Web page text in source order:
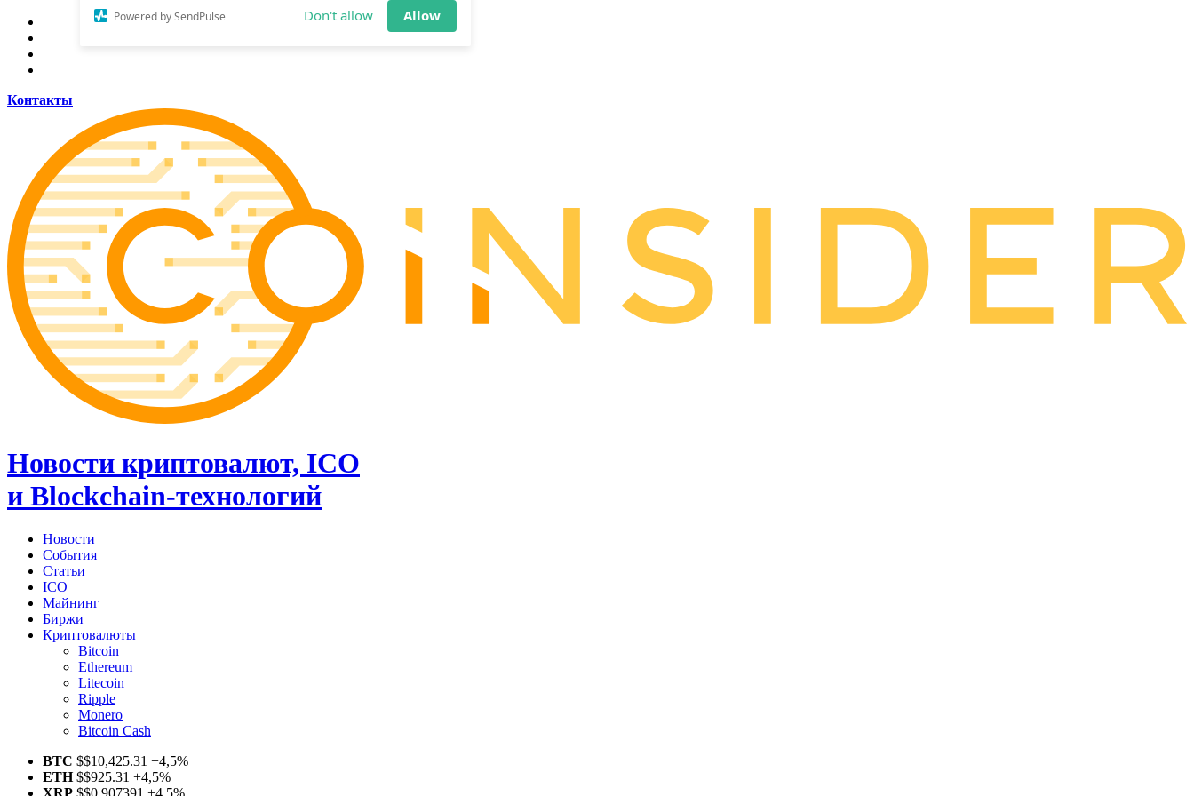
Allow coinsider.com to send web push
Контакты
Новости криптовалют, ICO
и Blockchain-технологий
Новости
События
Статьи
ICO
Майнинг
Биржи
Криптовалюты
Bitcoin
Ethereum
Litecoin
Ripple
Monero
Bitcoin Cash
BTC $$10,425.31 +4,5%
ETH$$925.31 +4,5%
XRP $$0.907391 +4,5%